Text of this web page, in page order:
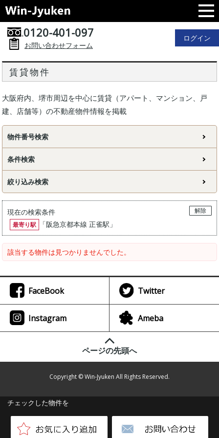
0120-401-097
お問い合わせフォーム
ログイン
賃貸物件
大阪府内、堺市周辺を中心に賃貸（アパート、マンション、戸
建、店舗等）の不動産物件情報を掲載
物件番号検索
条件検索
絞り込み検索
現在の検索条件
解除
最寄り駅
「阪急京都本線 正雀駅 」
該当する物件は見つかりませんでした。
チェックした物件を
FaceBook Twitter
Instagram Ameba
ページの先頭へ
Copyright © Win-Jyuken All Rights Reserved.